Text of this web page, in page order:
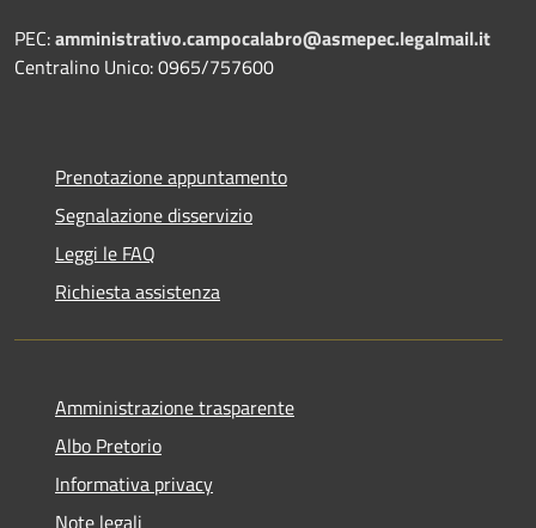
PEC:amministrativo.campocalabro@asmepec.legalmail.it
Centralino Unico: 0965/757600
Prenotazione appuntamento
Segnalazione disservizio
Leggi le FAQ
Richiesta assistenza
Amministrazione trasparente
Albo Pretorio
Informativa privacy